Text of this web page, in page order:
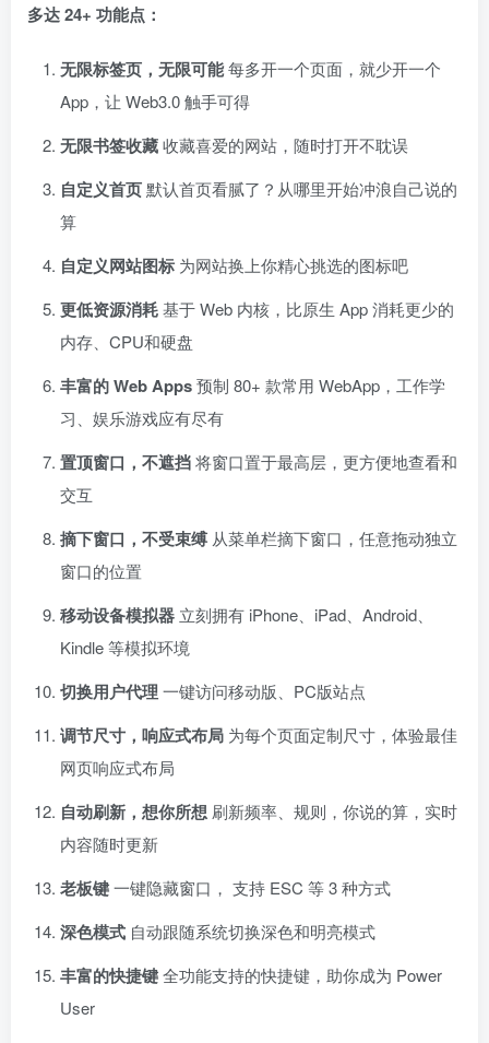
多达 24+ 功能点：
无限标签页，无限可能每多开一个页面，就少开一个
App，让 Web3.0 触手可得
无限书签收藏收藏喜爱的网站，随时打开不耽误
自定义首页默认首页看腻了？从哪里开始冲浪自己说的
算
自定义网站图标 为网站换上你精心挑选的图标吧
更低资源消耗基于 Web 内核，比原生 App 消耗更少的
内存、CPU和硬盘
丰富的 Web Apps预制 80+ 款常用 WebApp，工作学
习、娱乐游戏应有尽有
置顶窗口，不遮挡将窗口置于最高层，更方便地查看和
交互
摘下窗口，不受束缚 从菜单栏摘下窗口，任意拖动独立
窗口的位置
移动设备模拟器 立刻拥有 iPhone、iPad、Android、
Kindle 等模拟环境
切换用户代理 一键访问移动版、PC版站点
调节尺寸，响应式布局 为每个页面定制尺寸，体验最佳
网页响应式布局
自动刷新，想你所想 刷新频率、规则，你说的算，实时
内容随时更新
老板键一键隐藏窗口， 支持 ESC 等 3 种方式
深色模式 自动跟随系统切换深色和明亮模式
丰富的快捷键全功能支持的快捷键，助你成为 Power
User